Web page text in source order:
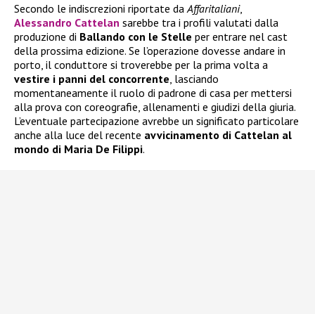
Secondo le indiscrezioni riportate da Affaritaliani,
Alessandro Cattelan sarebbe tra i profili valutati dalla
produzione di Ballando con le Stelle per entrare nel cast
della prossima edizione. Se l’operazione dovesse andare in
porto, il conduttore si troverebbe per la prima volta a
vestire i panni del concorrente , lasciando
momentaneamente il ruolo di padrone di casa per mettersi
alla prova con coreografie, allenamenti e giudizi della giuria.
L’eventuale partecipazione avrebbe un significato particolare
anche alla luce del recente avvicinamento di Cattelan al
mondo di Maria De Filippi.